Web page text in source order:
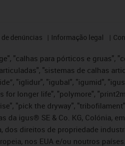
denúncias Informação legal
"calhas para pórticos e gruas",
"sistemas de calhas
"iglidur", "igubal", "igumid",
longer life", "polymore",
"pick the dryway",
da igus® SE & Co. KG, Colónia,
direitos de propriedade
nos EUA e/ou noutros